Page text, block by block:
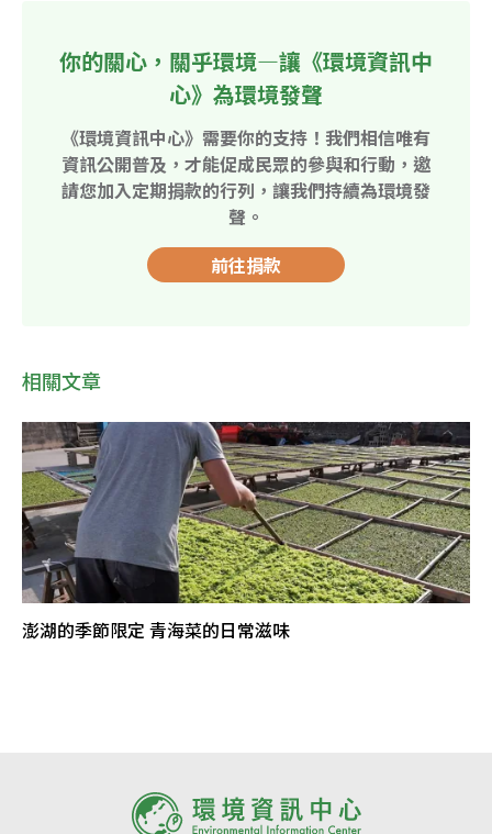
你的關心，關乎環境—讓《環境資訊中
心》為環境發聲
《環境資訊中心》需要你的支持！我們相信唯有
資訊公開普及，才能促成民眾的參與和行動，邀
請您加入定期捐款的行列，讓我們持續為環境發
聲。
前往捐款
相關文章
澎湖的季節限定 青海菜的日常滋味